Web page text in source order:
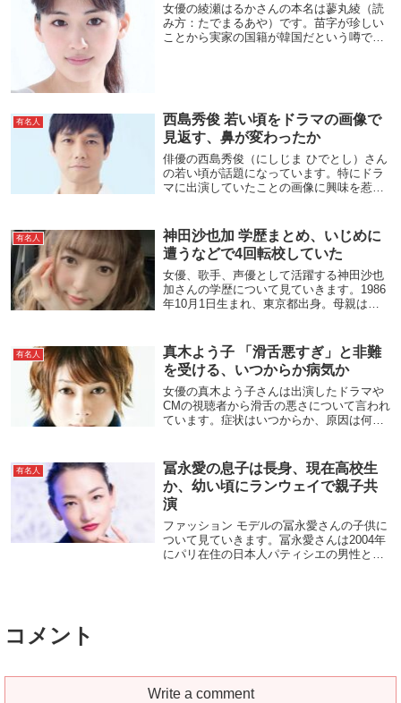
女優の綾瀬はるかさんの本名は蓼丸綾（読
み方：たでまるあや）です。苗字が珍しい
ことから実家の国籍が韓国だという噂です
有名人
西島秀俊 若い頃をドラマの画像で
見返す、鼻が変わったか
俳優の西島秀俊（にしじま ひでとし）さん
の若い頃が話題になっています。特にドラ
マに出演していたことの画像に興味を惹く
わった」「鼻を整形した」など言われるこ
とがありま...
有名人
神田沙也加 学歴まとめ、いじめに
遭うなどで4回転校していた
女優、歌手、声優として活躍する神田沙也
加さんの学歴について見ていきます。1986
年10月1日生まれ、東京都出身。母親は歌
出ていると思っていました。周囲から有名
人の二...
有名人
真木よう子 「滑舌悪すぎ」と非難
を受ける、いつからか病気か
女優の真木よう子さんは出演したドラマや
CMの視聴者から滑舌の悪さについて言われ
ています。症状はいつからか、原因は何
『ボイスⅡ 110緊急指令室』に真木さんが出
演し...
有名人
冨永愛の息子は長身、現在高校生
か、幼い頃にランウェイで親子共
演
ファッション モデルの冨永愛さんの子供に
ついて見ていきます。冨永愛さんは2004年
にパリ在住の日本人パティシエの男性と結
コメント
Write a comment